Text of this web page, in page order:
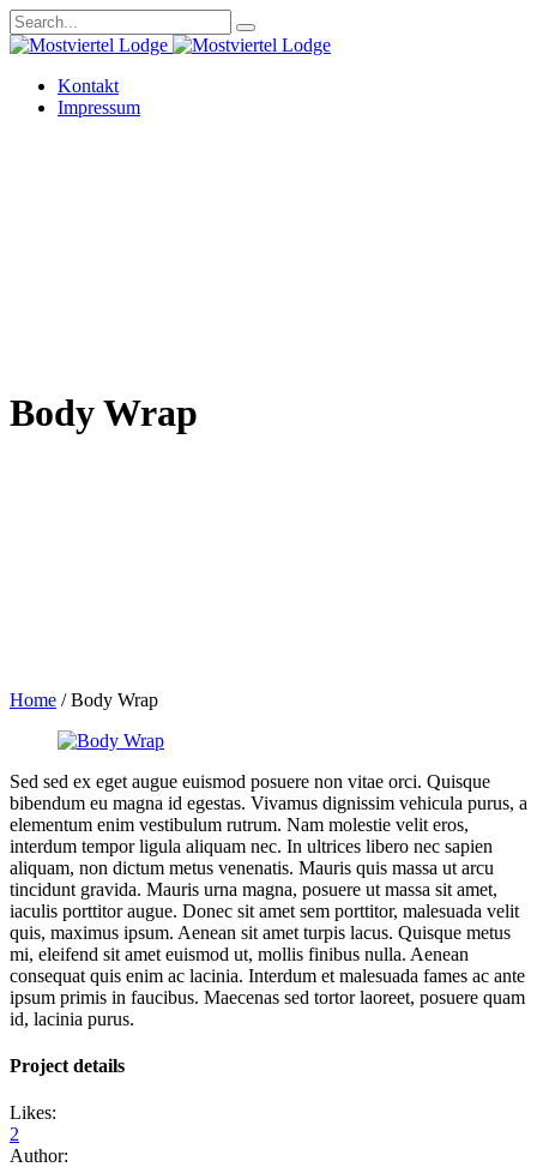
Kontakt
Impressum
Body Wrap
Home /Body Wrap
Sed sed ex eget augue euismod posuere non vitae orci. Quisque
bibendum eu magna id egestas. Vivamus dignissim vehicula purus, a
elementum enim vestibulum rutrum. Nam molestie velit eros,
interdum tempor ligula aliquam nec. In ultrices libero nec sapien
aliquam, non dictum metus venenatis. Mauris quis massa ut arcu
tincidunt gravida. Mauris urna magna, posuere ut massa sit amet,
iaculis porttitor augue. Donec sit amet sem porttitor, malesuada velit
quis, maximus ipsum. Aenean sit amet turpis lacus. Quisque metus
mi, eleifend sit amet euismod ut, mollis finibus nulla. Aenean
consequat quis enim ac lacinia. Interdum et malesuada fames ac ante
ipsum primis in faucibus. Maecenas sed tortor laoreet, posuere quam
id, lacinia purus.
Project details
Likes:
2
Author: